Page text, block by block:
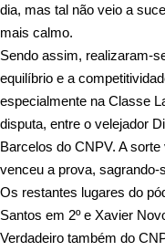
dia, mas tal não veio a
mais calmo.
Sendo assim, realizaram-
equilíbrio e a
especialmente na Classe
disputa, entre o velejador
Barcelos do CNPV. A
venceu a prova,
Os restantes lugares do
Santos em 2º e Xavier
Verdadeiro também do